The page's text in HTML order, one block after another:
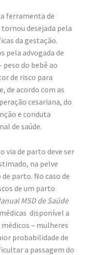
ferramenta de
desejada pela
da gestação.
pela advogada de
do bebê ao
de risco para
de acordo com as
cesariana, do
e conduta
de saúde.
via de parto deve ser
na pelve
parto. No caso de
de um parto
MSD de Saúde
disponível a
– mulheres
probabilidade de
a passagem do